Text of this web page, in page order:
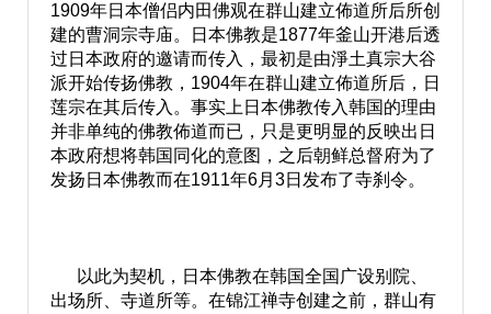
1909年日本僧侣内田佛观在群山建立佈道所后所创
建的曹洞宗寺庙。日本佛教是1877年釜山开港后透
过日本政府的邀请而传入，最初是由淨土真宗大谷
派开始传扬佛教，1904年在群山建立佈道所后，日
莲宗在其后传入。事实上日本佛教传入韩国的理由
并非单纯的佛教佈道而已，只是更明显的反映出日
本政府想将韩国同化的意图，之后朝鲜总督府为了
发扬日本佛教而在1911年6月3日发布了寺刹令。
以此为契机，日本佛教在韩国全国广设别院、
出场所、寺道所等。在锦江禅寺创建之前，群山有